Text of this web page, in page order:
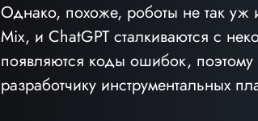
Однако, похоже, роботы не так
Mix, и ChatGPT сталкиваются с
появляются коды ошибок,
разработчику инструментальных